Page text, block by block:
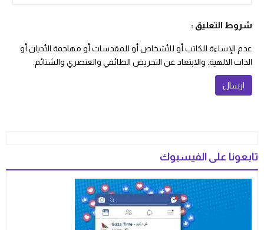
شروط التعليق :
عدم الإساءة للكاتب أو للأشخاص أو للمقدسات أو مهاجمة الأديان أو
الذات الالهية. والابتعاد عن التحريض الطائفي والعنصري والشتائم.
تابعونا على الفيسبوك